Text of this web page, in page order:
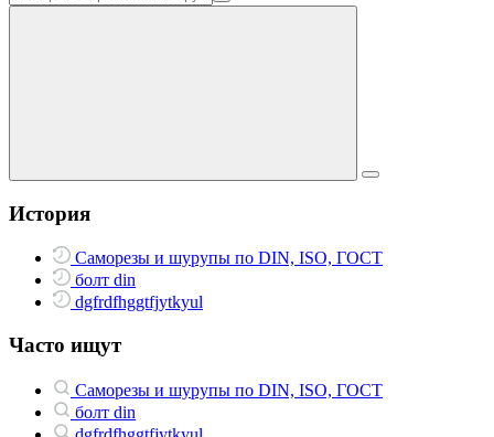
История
Саморезы и шурупы по DIN, ISO, ГОСТ
болт din
dgfrdfhggtfjytkyul
Часто ищут
Саморезы и шурупы по DIN, ISO, ГОСТ
болт din